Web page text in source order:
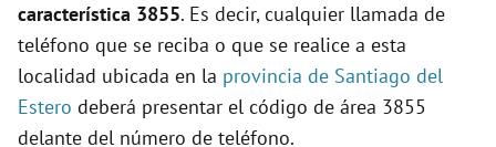
característica 3855. Es decir, cualquier llamada de
teléfono que se reciba o que se realice a esta
localidad ubicada en la provincia de Santiago del
Estero deberá presentar el código de área 3855
delante del número de teléfono.